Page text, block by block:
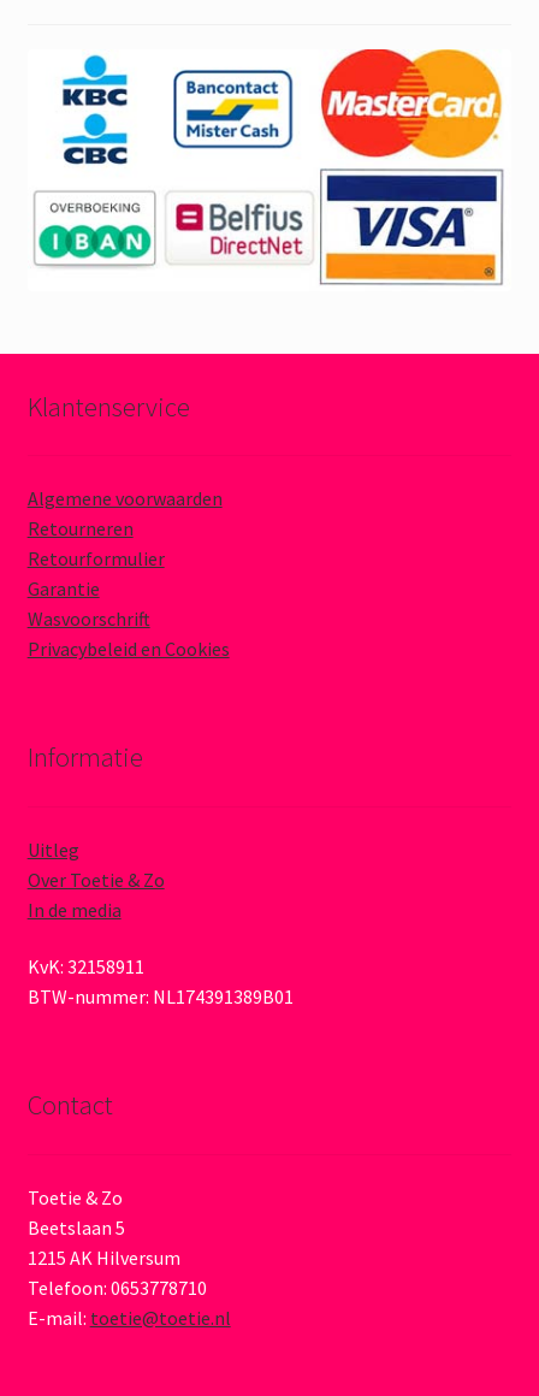
Klantenservice
Algemene voorwaarden
Retourneren
Retourformulier
Garantie
Wasvoorschrift
Privacybeleid en Cookies
Informatie
Uitleg
Over Toetie & Zo
In de media
KvK: 32158911
BTW-nummer: NL174391389B01
Contact
Toetie & Zo
Beetslaan 5
1215 AK Hilversum
Telefoon: 0653778710
E-mail: toetie@toetie.nl